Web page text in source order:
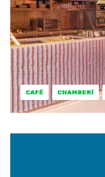
CAFÉ CHAMBERÍ